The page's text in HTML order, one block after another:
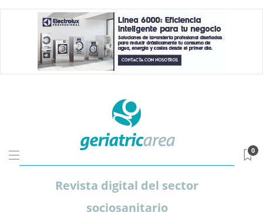
Revista digital del sector
sociosanitario
0